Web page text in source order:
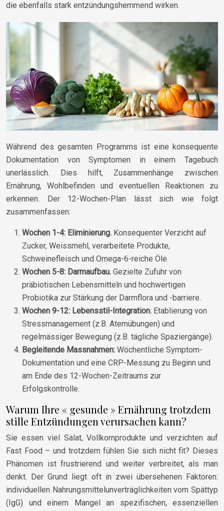
die ebenfalls stark entzündungshemmend wirken.
Während des gesamten Programms ist eine konsequente
Dokumentation von Symptomen in einem Tagebuch
unerlässlich. Dies hilft, Zusammenhänge zwischen
Ernährung, Wohlbefinden und eventuellen Reaktionen zu
erkennen. Der 12-Wochen-Plan lässt sich wie folgt
zusammenfassen:
Wochen 1-4: Eliminierung. Konsequenter Verzicht auf
Zucker, Weissmehl, verarbeitete Produkte,
Schweinefleisch und Omega-6-reiche Öle.
Wochen 5-8: Darmaufbau. Gezielte Zufuhr von
präbiotischen Lebensmitteln und hochwertigen
Probiotika zur Stärkung der Darmflora und -barriere.
Wochen 9-12: Lebensstil-Integration. Etablierung von
Stressmanagement (z.B. Atemübungen) und
regelmässiger Bewegung (z.B. tägliche Spaziergänge).
Begleitende Massnahmen: Wöchentliche Symptom-
Dokumentation und eine CRP-Messung zu Beginn und
am Ende des 12-Wochen-Zeitraums zur
Erfolgskontrolle.
Warum Ihre « gesunde » Ernährung trotzdem
stille Entzündungen verursachen kann?
Sie essen viel Salat, Vollkornprodukte und verzichten auf
Fast Food – und trotzdem fühlen Sie sich nicht fit? Dieses
Phänomen ist frustrierend und weiter verbreitet, als man
denkt. Der Grund liegt oft in zwei übersehenen Faktoren:
individuellen Nahrungsmittelunverträglichkeiten vom Spättyp
(IgG) und einem Mangel an spezifischen, essenziellen